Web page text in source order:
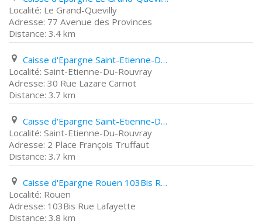
Le Grand-Quevilly
77 Avenue des Provinces
3.4 km
Caisse d'Epargne Saint-Etienne-Du-Rouvray 30 Rue Lazare Carnot
Saint-Etienne-Du-Rouvray
30 Rue Lazare Carnot
3.7 km
Caisse d'Epargne Saint-Etienne-Du-Rouvray 2 Place François Truffaut
Saint-Etienne-Du-Rouvray
2 Place François Truffaut
3.7 km
Caisse d'Epargne Rouen 103Bis Rue Lafayette
Rouen
103Bis Rue Lafayette
3.8 km